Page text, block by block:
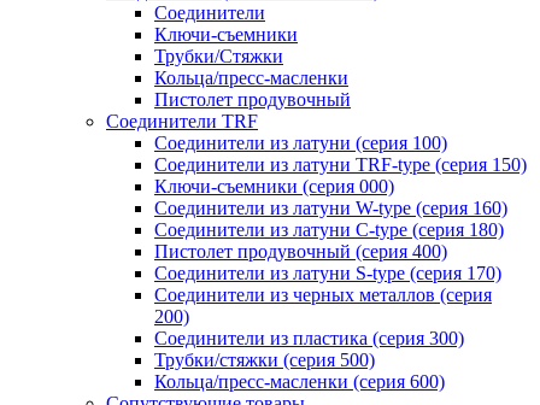
Соединители
Ключи-cъемники
Трубки/Стяжки
Кольца/пресс-масленки
Пистолет продувочный
Соединители TRF
Соединители из латуни (серия 100)
Соединители из латуни TRF-type (серия 150)
Ключи-съемники (серия 000)
Соединители из латуни W-type (серия 160)
Соединители из латуни С-type (серия 180)
Пистолет продувочный (серия 400)
Соединители из латуни S-type (серия 170)
Соединители из черных металлов (серия
200)
Соединители из пластика (серия 300)
Трубки/стяжки (серия 500)
Кольца/пресс-масленки (серия 600)